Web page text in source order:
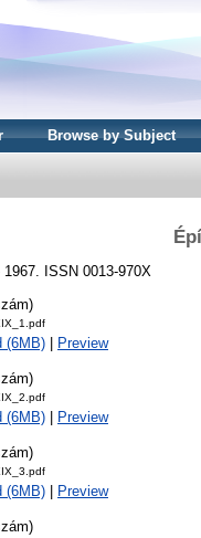
Browse by Subject
ISSN 0013-970X
(6MB) Preview
(6MB) Preview
(6MB) Preview